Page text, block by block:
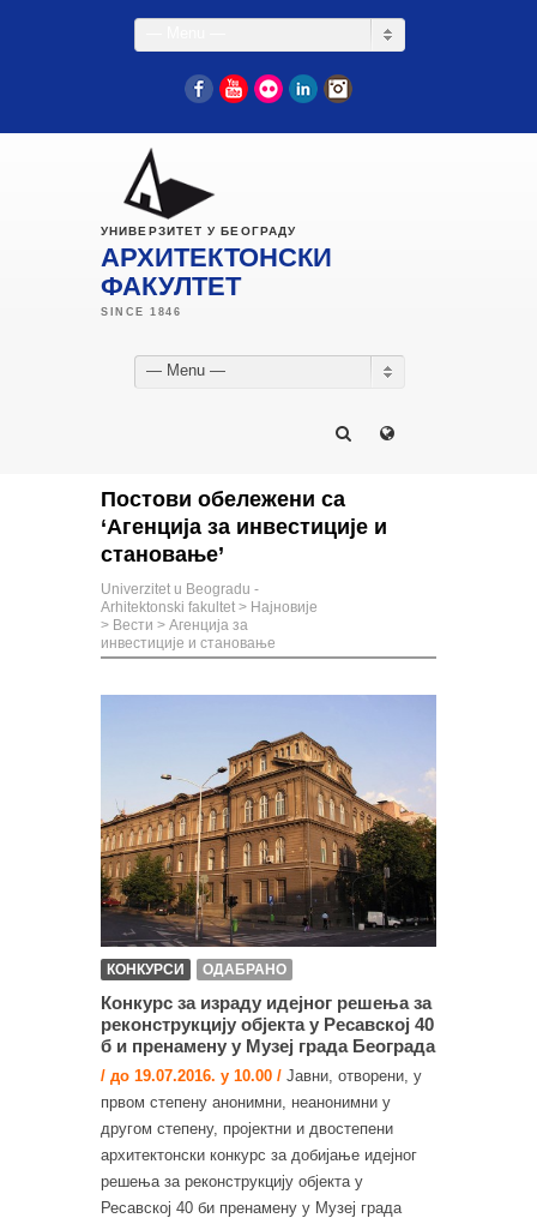
FacebookYouTube
Flickr LinkedIn
УНИВЕРЗИТЕТ У БЕОГРАДУ
АРХИТЕКТОНСКИ
ФАКУЛТЕТ
— Menu —
Постови обележени са
‘Агенција за инвестиције и
становање’
Univerzitet u Beogradu -
Arhitektonski fakultet > Најновије
> Вести > Агенција за
инвестиције и становање
КОНКУРСИ ОДАБРАНО
Конкурс за израду идејног решења за
реконструкцију објекта у Ресавској 40
б и пренамену у Музеј града Београда
/ до 19.07.2016. у 10.00 / Јавни, отворени, у
првом степену анонимни, неанонимни у
другом степену, пројектни и двостепени
архитектонски конкурс за добијање идејног
решења за реконструкцију објекта у
Ресавској 40 би пренамену у Музеј града